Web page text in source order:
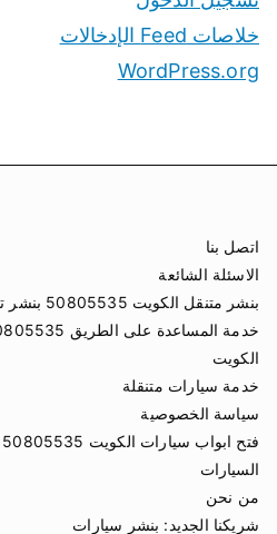
خلاصات Feed الإدخالات
WordPress.org
اتصل بنا
الاسئلة الشائعة
بنشر متنقل الكويت 50805535 بنشر تبديل تواير وبطاريات سيارات
الكويت
خدمة سيارات متنقلة
سياسة الخصوصية
السيارات
من نحن
شريكنا الجديد: بنشر سيارات